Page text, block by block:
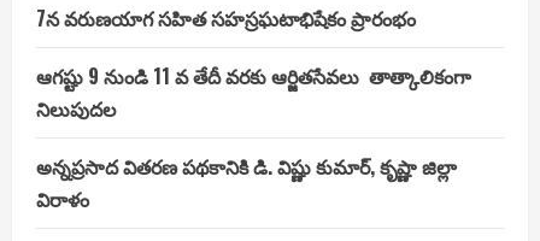
7న వరుణయాగ సహిత సహస్రఘటాభిషేకం ప్రారంభం
ఆగష్టు 9 నుండి 11 వ తేదీ వరకు ఆర్జితసేవలు తాత్కాలికంగా
నిలుపుదల
అన్నప్రసాద వితరణ పథకానికి డి. విష్ణు కుమార్, కృష్ణా జిల్లా
విరాళం